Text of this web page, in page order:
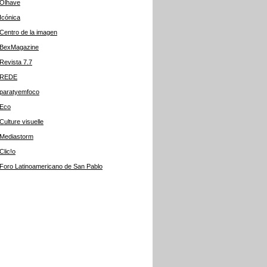
Olhave
Icónica
Centro de la imagen
BexMagazine
Revista 7.7
REDE
paratyemfoco
Eco
Culture visuelle
Mediastorm
Clic!o
Foro Latinoamericano de San Pablo